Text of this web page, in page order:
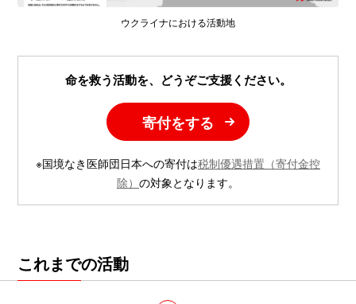
ウクライナにおける活動地
命を救う活動を、どうぞご支援ください。
寄付をする
※国境なき医師団日本への寄付は税制優遇措置（寄付金控
除） の対象となります。
これまでの活動